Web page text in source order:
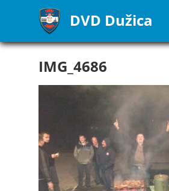
DVD Dužica
IMG_4686